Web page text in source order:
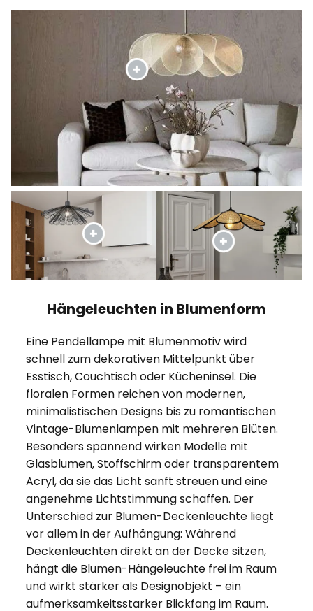
Hängeleuchten in Blumenform
Eine Pendellampe mit Blumenmotiv wird
schnell zum dekorativen Mittelpunkt über
Esstisch, Couchtisch oder Kücheninsel. Die
floralen Formen reichen von modernen,
minimalistischen Designs bis zu romantischen
Vintage-Blumenlampen mit mehreren Blüten.
Besonders spannend wirken Modelle mit
Glasblumen, Stoffschirm oder transparentem
Acryl, da sie das Licht sanft streuen und eine
angenehme Lichtstimmung schaffen. Der
Unterschied zur Blumen-Deckenleuchte liegt
vor allem in der Aufhängung: Während
Deckenleuchten direkt an der Decke sitzen,
hängt die Blumen-Hängeleuchte frei im Raum
und wirkt stärker als Designobjekt – ein
aufmerksamkeitsstarker Blickfang im Raum.